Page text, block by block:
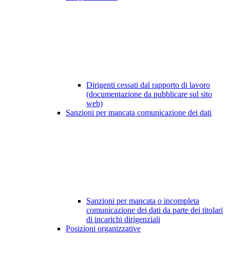
Dirigenti cessati dal rapporto di lavoro
(documentazione da pubblicare sul sito
web)
Sanzioni per mancata comunicazione dei dati
Sanzioni per mancata o incompleta
comunicazione dei dati da parte dei titolari
di incarichi dirigenziali
Posizioni organizzative